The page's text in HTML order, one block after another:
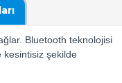
Bluetooth teknolojisi
kesintisiz şekilde